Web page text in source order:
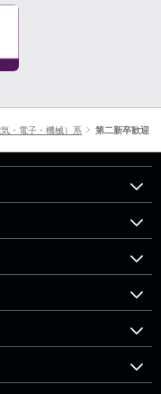
・電子・機械）系 第二新卒歓迎